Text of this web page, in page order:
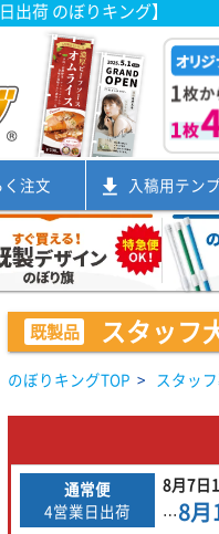
出荷 のぼりキング】
く注文 入稿用テン
既製品 スタッフ
のぼりキングTOP > スタッ
通常便
4営業日出荷
8月7日
…8月